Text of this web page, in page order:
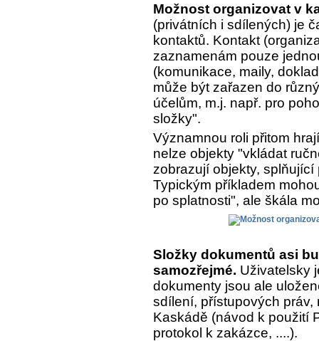
Možnost organizovat v
(privátních i sdílených) je
kontaktů. Kontakt
zaznamenám pouze
(komunikace, maily,
může být zařazen do
účelům, m.j. např. pro
složky".
Významnou roli přitom
nelze objekty "vkládat
zobrazují objekty,
Typickým příkladem
po splatnosti", ale škála
Složky dokumentů asi
samozřejmé. Uživatelsky
dokumenty jsou ale
sdílení, přístupových
Kaskádě (návod k použití
protokol k zakázce, ....).